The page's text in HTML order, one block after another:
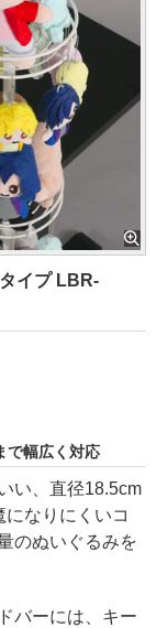
イプ LBR-
で幅広く対応
い、直径18.5cm
なりにくいコ
のぬいぐるみを
バーには、キー